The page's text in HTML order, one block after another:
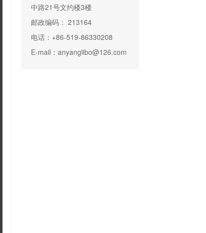
中路21号文约楼3楼
邮政编码： 213164
电话：+86-519-86330208
E-mail：anyanglibo@126.com